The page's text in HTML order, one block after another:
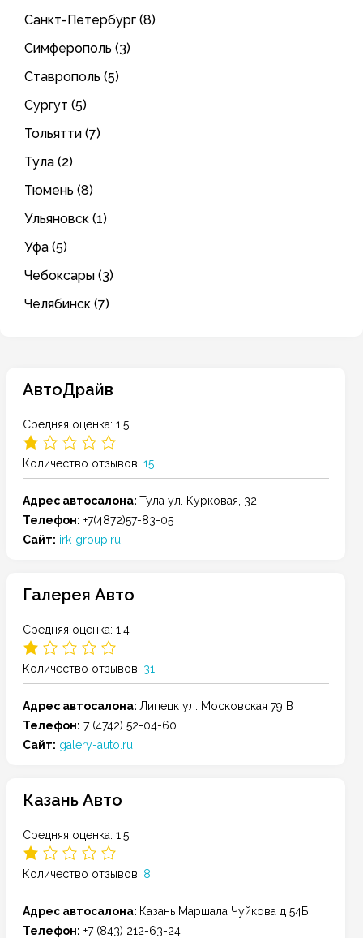
Санкт-Петербург (8)
Симферополь (3)
Ставрополь (5)
Сургут (5)
Тольятти (7)
Тула (2)
Тюмень (8)
Ульяновск (1)
Уфа (5)
Чебоксары (3)
Челябинск (7)
АвтоДрайв
Средняя оценка: 1.5
Количество отзывов: 15
Адрес автосалона: Тула ул. Курковая, 32
Телефон: +7(4872)57-83-05
Сайт: irk-group.ru
Галерея Авто
Средняя оценка: 1.4
Количество отзывов: 31
Адрес автосалона: Липецк ул. Московская 79 В
Телефон: 7 (4742) 52-04-60
Сайт: galery-auto.ru
Казань Авто
Средняя оценка: 1.5
Количество отзывов: 8
Адрес автосалона: Казань Маршала Чуйкова д 54Б
Телефон: +7 (843) 212-63-24